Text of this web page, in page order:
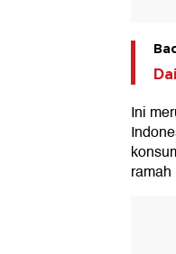
Ini